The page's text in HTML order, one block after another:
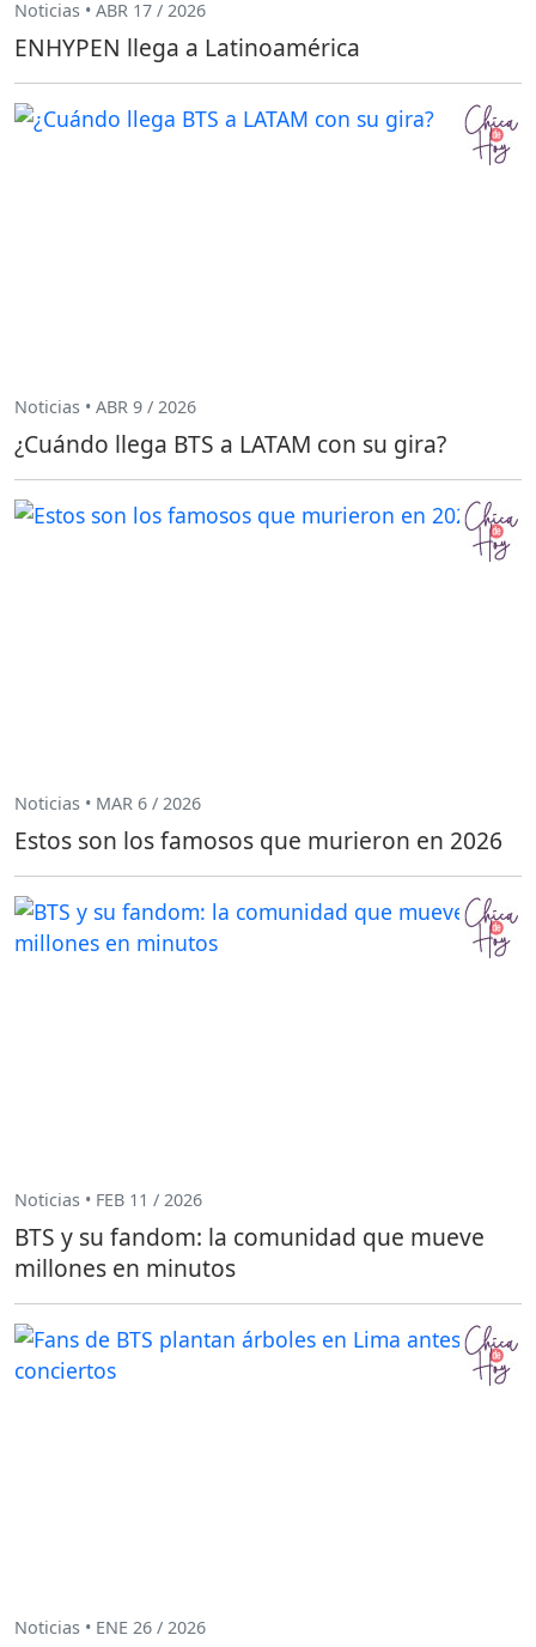
Noticias • ABR 17 / 2026
ENHYPEN llega a Latinoamérica
Noticias • ABR 9 / 2026
¿Cuándo llega BTS a LATAM con su gira?
Noticias • MAR 6 / 2026
Estos son los famosos que murieron en 2026
Noticias • FEB 11 / 2026
BTS y su fandom: la comunidad que mueve
millones en minutos
Noticias • ENE 26 / 2026